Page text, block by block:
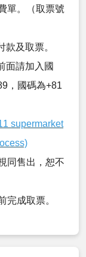
單。（取票號
及取票。
面請加入國
，國碼為+81
supermarket
同售出，恕不
完成取票。